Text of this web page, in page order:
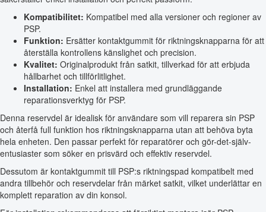
Kompatibilitet: Kompatibel med alla versioner och regioner av
PSP.
Funktion: Ersätter kontaktgummit för riktningsknapparna för att
återställa kontrollens känslighet och precision.
Kvalitet: Originalprodukt från satkit, tillverkad för att erbjuda
hållbarhet och tillförlitlighet.
Installation: Enkel att installera med grundläggande
reparationsverktyg för PSP.
Denna reservdel är idealisk för användare som vill reparera sin PSP
och återfå full funktion hos riktningsknapparna utan att behöva byta
hela enheten. Den passar perfekt för reparatörer och gör-det-själv-
entusiaster som söker en prisvärd och effektiv reservdel.
Dessutom är kontaktgummit till PSP:s riktningspad kompatibelt med
andra tillbehör och reservdelar från märket satkit, vilket underlättar en
komplett reparation av din konsol.